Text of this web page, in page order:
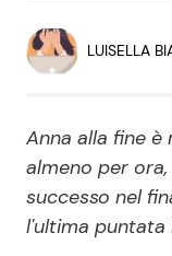
Economia
Politica
LUISELLA
Anna alla fine è
almeno per
successo nel
l'ultima puntata